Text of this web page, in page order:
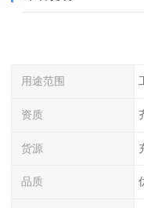
用途范围
资质
货源
品质